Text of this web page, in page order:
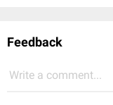
Feedback
Write a comment...